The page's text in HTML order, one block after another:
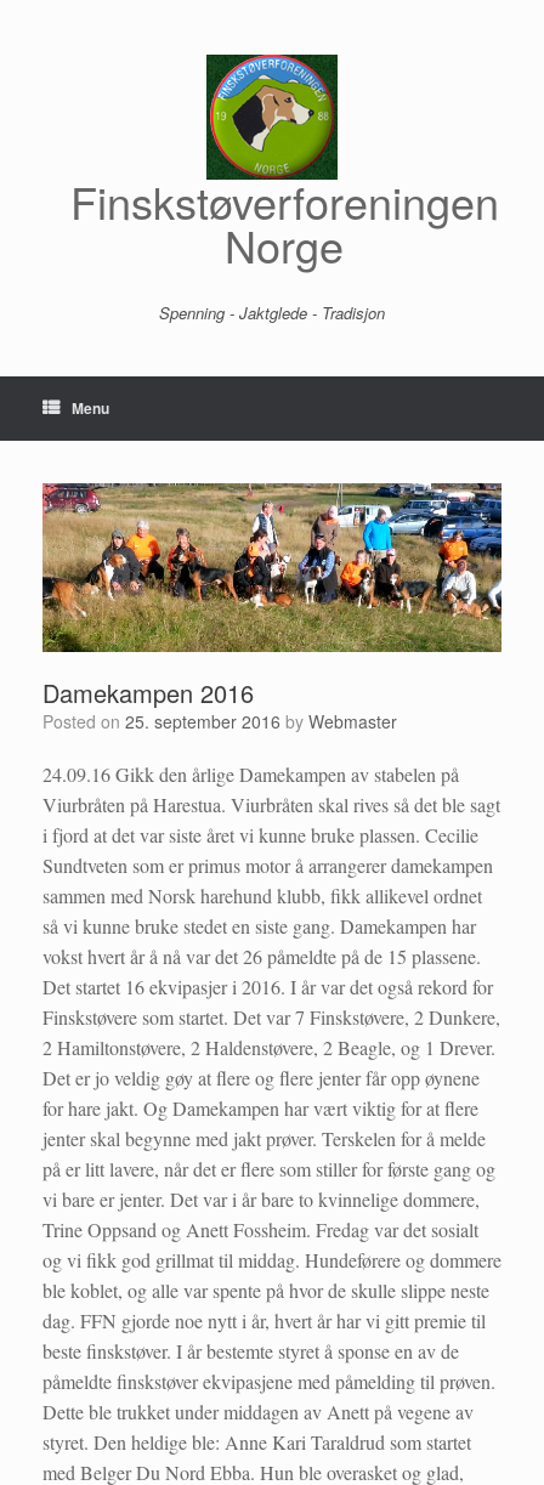
Finskstøverforeningen
Norge
Spenning - Jaktglede - Tradisjon
Menu
Damekampen 2016
Posted on 25. september 2016 by Webmaster
24.09.16 Gikk den årlige Damekampen av stabelen på
Viurbråten på Harestua. Viurbråten skal rives så det ble sagt
i fjord at det var siste året vi kunne bruke plassen. Cecilie
Sundtveten som er primus motor å arrangerer damekampen
sammen med Norsk harehund klubb, fikk allikevel ordnet
så vi kunne bruke stedet en siste gang. Damekampen har
vokst hvert år å nå var det 26 påmeldte på de 15 plassene.
Det startet 16 ekvipasjer i 2016. I år var det også rekord for
Finskstøvere som startet. Det var 7 Finskstøvere, 2 Dunkere,
2 Hamiltonstøvere, 2 Haldenstøvere, 2 Beagle, og 1 Drever.
Det er jo veldig gøy at flere og flere jenter får opp øynene
for hare jakt. Og Damekampen har vært viktig for at flere
jenter skal begynne med jakt prøver. Terskelen for å melde
på er litt lavere, når det er flere som stiller for første gang og
vi bare er jenter. Det var i år bare to kvinnelige dommere,
Trine Oppsand og Anett Fossheim. Fredag var det sosialt
og vi fikk god grillmat til middag. Hundeførere og dommere
ble koblet, og alle var spente på hvor de skulle slippe neste
dag. FFN gjorde noe nytt i år, hvert år har vi gitt premie til
beste finskstøver. I år bestemte styret å sponse en av de
påmeldte finskstøver ekvipasjene med påmelding til prøven.
Dette ble trukket under middagen av Anett på vegene av
styret. Den heldige ble: Anne Kari Taraldrud som startet
med Belger Du Nord Ebba. Hun ble overasket og glad,